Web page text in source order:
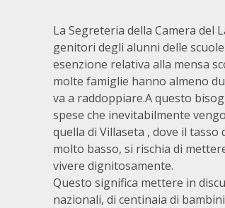
La Segreteria della Camera del
genitori degli alunni delle
esenzione relativa alla mensa
molte famiglie hanno almeno
va a raddoppiare.A questo
spese che inevitabilmente
quella di Villaseta , dove il tasso
molto basso, si rischia di
vivere dignitosamente.
Questo significa mettere in
nazionali, di centinaia di